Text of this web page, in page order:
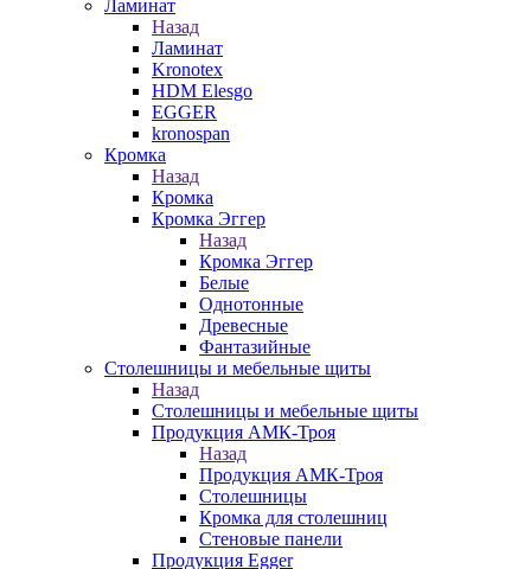
Ламинат
Назад
Ламинат
Kronotex
HDM Elesgo
EGGER
kronospan
Кромка
Назад
Кромка
Кромка Эггер
Назад
Кромка Эггер
Белые
Однотонные
Древесные
Фантазийные
Столешницы и мебельные щиты
Назад
Столешницы и мебельные щиты
Продукция АМК-Троя
Назад
Продукция АМК-Троя
Столешницы
Кромка для столешниц
Стеновые панели
Продукция Egger